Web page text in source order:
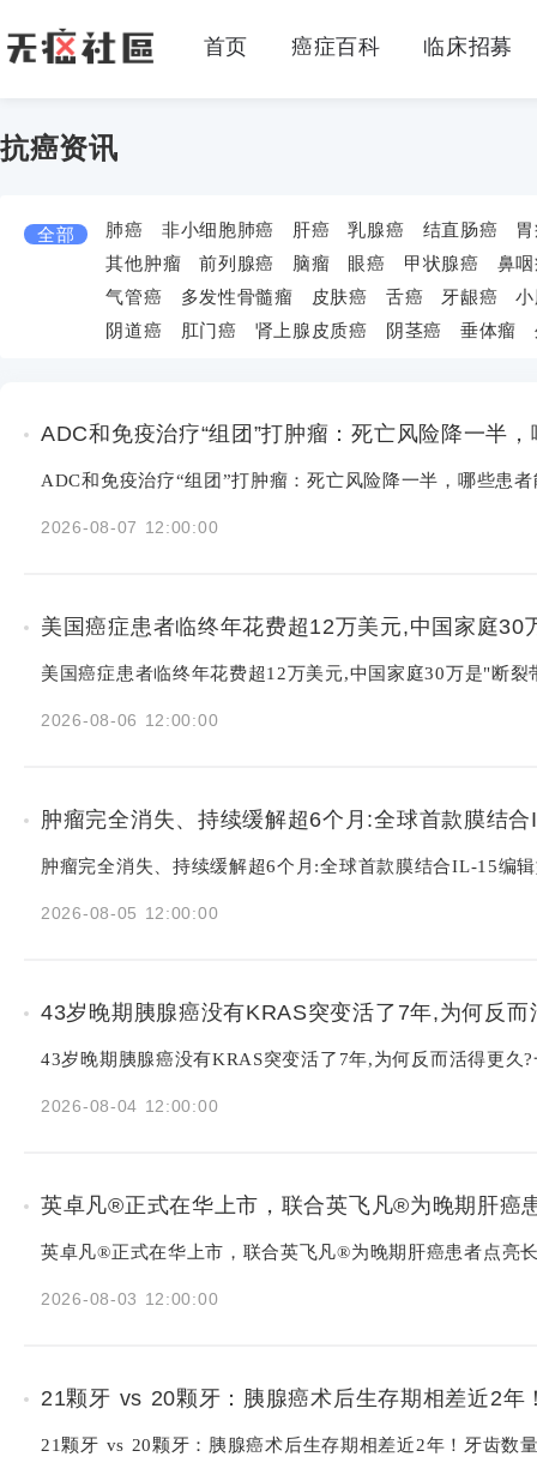
首页 癌症百科 临床招募
抗癌资讯
全部 肺癌 非小细胞肺癌 肝癌 乳腺癌 结直肠癌
其他肿瘤
前列腺癌 脑瘤 眼癌 甲状腺癌
鼻
气管癌
多发性骨髓瘤 皮肤癌 舌癌 牙龈癌
阴道癌
肛门癌 肾上腺皮质癌 阴茎癌 垂体瘤
ADC和免疫治疗“组团”打肿瘤：死亡风险降一半
ADC和免疫治疗“组团”打肿瘤：死亡风险降一半，哪些患
2026-08-07 12:00:00
美国癌症患者临终年花费超12万美元,中国家庭
美国癌症患者临终年花费超12万美元,中国家庭30万是"断
2026-08-06 12:00:00
肿瘤完全消失、持续缓解超6个月:全球首款膜结
肿瘤完全消失、持续缓解超6个月:全球首款膜结合IL-15编
2026-08-05 12:00:00
43岁晚期胰腺癌没有KRAS突变活了7年,为何反
43岁晚期胰腺癌没有KRAS突变活了7年,为何反而活得更久
2026-08-04 12:00:00
英卓凡®正式在华上市，联合英飞凡®为晚期肝癌
英卓凡®正式在华上市，联合英飞凡®为晚期肝癌患者点亮
2026-08-03 12:00:00
21颗牙 vs 20颗牙：胰腺癌术后生存期相差近2年
21颗牙 vs 20颗牙：胰腺癌术后生存期相差近2年！牙齿数